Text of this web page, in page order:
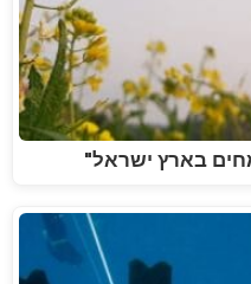
בארץ ישראל"